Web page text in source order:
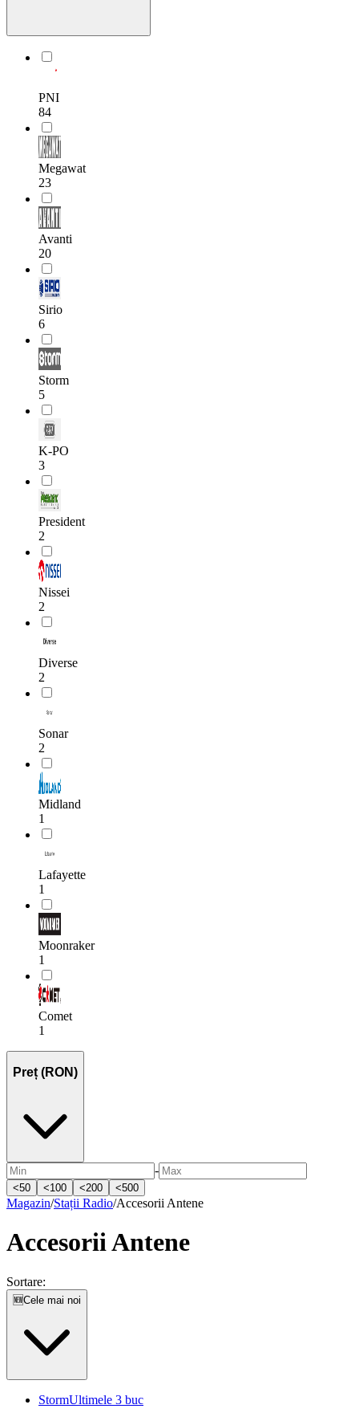
PNI
84
Megawat
23
Avanti
20
Sirio
6
Storm
5
K-PO
3
President
2
Nissei
2
Diverse
2
Sonar
2
Midland
1
Lafayette
1
Moonraker
1
Comet
1
Preț (RON)
-
<50 <100 <200 <500
Magazin/Stații Radio/Accesorii Antene
Accesorii Antene
Sortare:
🆕Cele mai noi
StormUltimele 3 buc